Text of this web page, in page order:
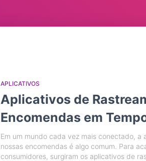
APLICATIVOS
Aplicativos de
Encomendas em
Em um mundo cada vez mais conectado,
nossas encomendas é algo comum. Para
consumidores, surgiram os aplicativos de